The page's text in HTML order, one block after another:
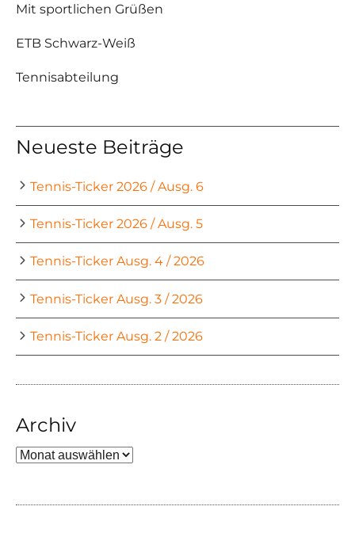
Mit sportlichen Grüßen
ETB Schwarz-Weiß
Tennisabteilung
Neueste Beiträge
Tennis-Ticker 2026 / Ausg. 6
Tennis-Ticker 2026 / Ausg. 5
Tennis-Ticker Ausg. 4 / 2026
Tennis-Ticker Ausg. 3 / 2026
Tennis-Ticker Ausg. 2 / 2026
Archiv
Archiv